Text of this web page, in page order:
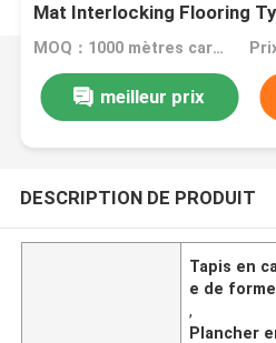
Mat Interlocking Flooring
physique extérieure douce
MOQ：1000 mètres carrés
meilleur prix
DESCRIPTION DE PRODUIT
Tapis en
e de
,
Plancher